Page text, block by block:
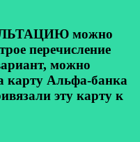
можно
перечисление
можно
карту Альфа-банка
эту карту к